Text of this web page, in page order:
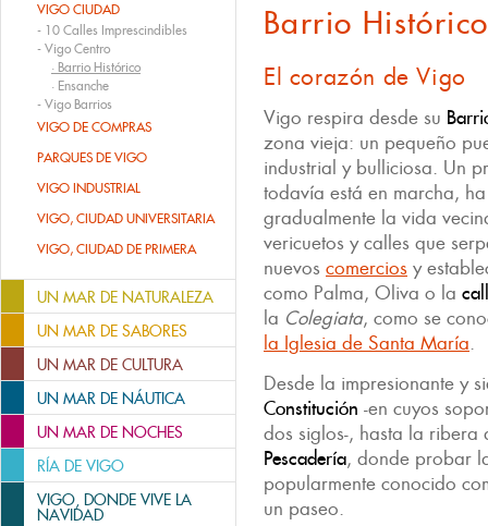
VIGO CIUDAD
- 10 Calles Imprescindibles
- Vigo Centro
· Barrio Histórico
· Ensanche
- Vigo Barrios
VIGO DE COMPRAS
PARQUES DE VIGO
VIGO INDUSTRIAL
VIGO, CIUDAD UNIVERSITARIA
VIGO, CIUDAD DE PRIMERA
UN MAR DE NATURALEZA
UN MAR DE SABORES
UN MAR DE CULTURA
UN MAR DE NÁUTICA
UN MAR DE NOCHES
RÍA DE VIGO
VIGO, DONDE VIVE LA
NAVIDAD
Barrio Histórico
El corazón de Vigo
Vigo respira desde su
zona vieja: un pequeño
industrial y bulliciosa. Un
todavía está en marcha,
gradualmente la vida
vericuetos y calles que
nuevos comercios y
como Palma, Oliva o la
la Colegiata, como se
la Iglesia de Santa María.
Desde la impresionante y
Constitución -en cuyos
dos siglos-, hasta la
Pescadería, donde probar
popularmente conocido
un paseo.